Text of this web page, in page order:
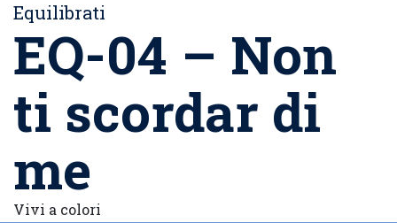
Equilibrati
EQ-04 – Non
ti scordar di
me
Vivi a colori